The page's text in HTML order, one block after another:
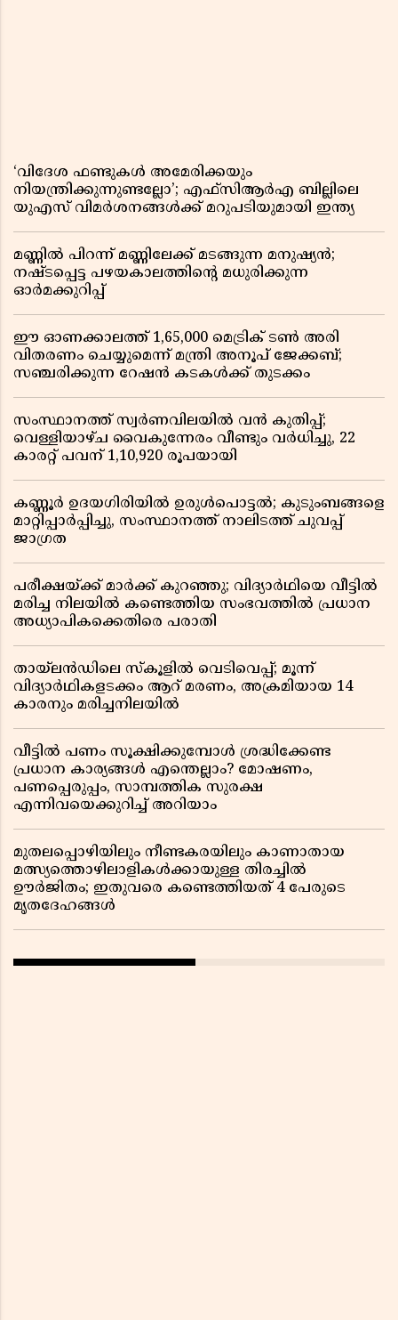
‘വിദേശ ഫണ്ടുകൾ അമേരിക്കയും
നിയന്ത്രിക്കുന്നുണ്ടല്ലോ’; എഫ്സിആർഎ ബില്ലിലെ
യുഎസ് വിമർശനങ്ങൾക്ക് മറുപടിയുമായി ഇന്ത്യ
മണ്ണിൽ പിറന്ന് മണ്ണിലേക്ക് മടങ്ങുന്ന മനുഷ്യൻ;
നഷ്ടപ്പെട്ട പഴയകാലത്തിൻ്റെ മധുരിക്കുന്ന
ഓർമക്കുറിപ്പ്
ഈ ഓണക്കാലത്ത് 1,65,000 മെട്രിക് ടൺ അരി
വിതരണം ചെയ്യുമെന്ന് മന്ത്രി അനൂപ് ജേക്കബ്;
സഞ്ചരിക്കുന്ന റേഷൻ കടകൾക്ക് തുടക്കം
സംസ്ഥാനത്ത് സ്വർണവിലയിൽ വൻ കുതിപ്പ്;
വെള്ളിയാഴ്ച വൈകുന്നേരം വീണ്ടും വർധിച്ചു, 22
കാരറ്റ് പവന് 1,10,920 രൂപയായി
കണ്ണൂർ ഉദയഗിരിയിൽ ഉരുൾപൊട്ടൽ; കുടുംബങ്ങളെ
മാറ്റിപ്പാർപ്പിച്ചു, സംസ്ഥാനത്ത് നാലിടത്ത് ചുവപ്പ്
ജാഗ്രത
പരീക്ഷയ്ക്ക് മാർക്ക് കുറഞ്ഞു; വിദ്യാർഥിയെ വീട്ടിൽ
മരിച്ച നിലയിൽ കണ്ടെത്തിയ സംഭവത്തിൽ പ്രധാന
അധ്യാപികക്കെതിരെ പരാതി
തായ്‌ലൻഡിലെ സ്‌കൂളിൽ വെടിവെപ്പ്; മൂന്ന്
വിദ്യാർഥികളടക്കം ആറ് മരണം, അക്രമിയായ 14
കാരനും മരിച്ചനിലയിൽ
വീട്ടിൽ പണം സൂക്ഷിക്കുമ്പോൾ ശ്രദ്ധിക്കേണ്ട
പ്രധാന കാര്യങ്ങൾ എന്തെല്ലാം? മോഷണം,
പണപ്പെരുപ്പം, സാമ്പത്തിക സുരക്ഷ
എന്നിവയെക്കുറിച്ച് അറിയാം
മുതലപ്പൊഴിയിലും നീണ്ടകരയിലും കാണാതായ
മത്സ്യത്തൊഴിലാളികൾക്കായുള്ള തിരച്ചിൽ
ഊർജിതം; ഇതുവരെ കണ്ടെത്തിയത് 4 പേരുടെ
മൃതദേഹങ്ങൾ